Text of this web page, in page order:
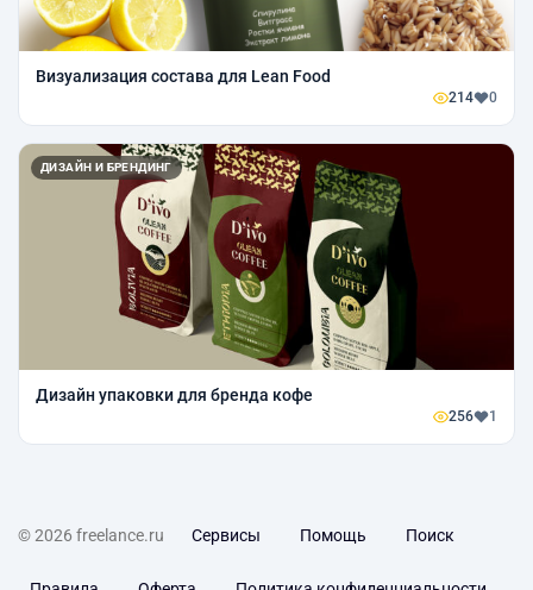
Визуализация состава для Lean Food
214 0
ДИЗАЙН И БРЕНДИНГ
Дизайн упаковки для бренда кофе
256 1
© 2026 freelance.ru Сервисы Помощь Поиск